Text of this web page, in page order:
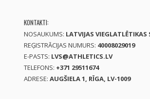
KONTAKTI:
NOSAUKUMS: LATVIJAS VIEGLATLĒTIKAS
REĢISTRĀCIJAS NUMURS: 40008029019
E-PASTS: LVS@ATHLETICS.LV
TELEFONS: +371 29511674
ADRESE: AUGŠIELA 1, RĪGA, LV-1009